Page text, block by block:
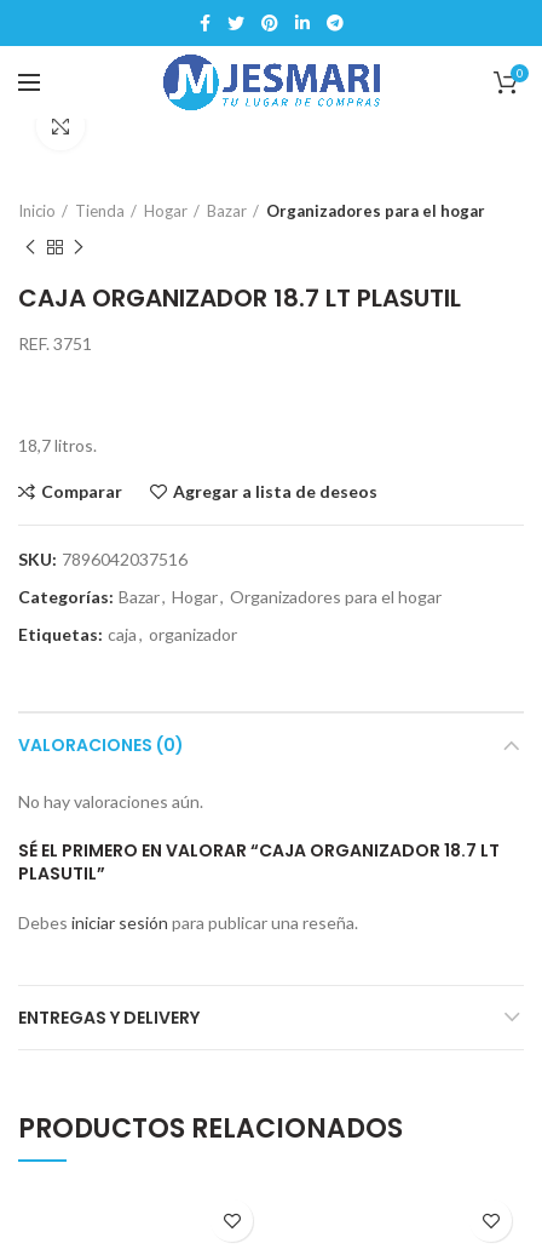
0
Inicio Tienda Hogar Bazar Organizadores para el hogar
CAJA ORGANIZADOR 18.7 LT PLASUTIL
REF. 3751
18,7 litros.
Comparar Agregar a lista de deseos
SKU: 7896042037516
Categorías: Bazar, Hogar, Organizadores para el hogar
Etiquetas: caja, organizador
VALORACIONES (0)
No hay valoraciones aún.
SÉ EL PRIMERO EN VALORAR “CAJA ORGANIZADOR 18.7 LT
PLASUTIL”
Debes iniciar sesión para publicar una reseña.
ENTREGAS Y DELIVERY
PRODUCTOS RELACIONADOS